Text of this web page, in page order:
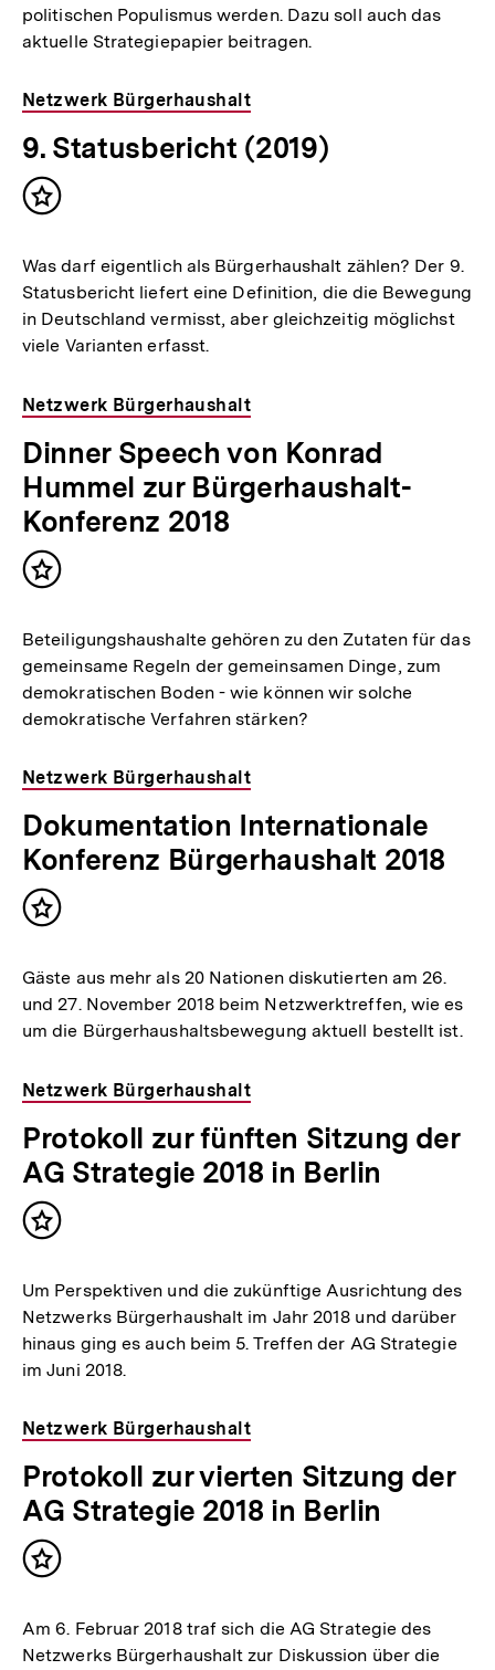
politischen Populismus werden. Dazu soll auch das
aktuelle Strategiepapier beitragen.
Netzwerk Bürgerhaushalt
9. Statusbericht (2019)
Inhalt
Was darf eigentlich als Bürgerhaushalt zählen? Der 9.
Statusbericht liefert eine Definition, die die Bewegung
in Deutschland vermisst, aber gleichzeitig möglichst
viele Varianten erfasst.
Netzwerk Bürgerhaushalt
Dinner Speech von Konrad
Hummel zur Bürgerhaushalt-
Konferenz 2018
Inhalt
Beteiligungshaushalte gehören zu den Zutaten für das
gemeinsame Regeln der gemeinsamen Dinge, zum
demokratischen Boden - wie können wir solche
demokratische Verfahren stärken?
Netzwerk Bürgerhaushalt
Dokumentation Internationale
Konferenz Bürgerhaushalt 2018
Inhalt
Gäste aus mehr als 20 Nationen diskutierten am 26.
und 27. November 2018 beim Netzwerktreffen, wie es
um die Bürgerhaushaltsbewegung aktuell bestellt ist.
Netzwerk Bürgerhaushalt
Protokoll zur fünften Sitzung der
AG Strategie 2018 in Berlin
Inhalt
Um Perspektiven und die zukünftige Ausrichtung des
Netzwerks Bürgerhaushalt im Jahr 2018 und darüber
hinaus ging es auch beim 5. Treffen der AG Strategie
im Juni 2018.
Netzwerk Bürgerhaushalt
Protokoll zur vierten Sitzung der
AG Strategie 2018 in Berlin
Inhalt
Am 6. Februar 2018 traf sich die AG Strategie des
Netzwerks Bürgerhaushalt zur Diskussion über die